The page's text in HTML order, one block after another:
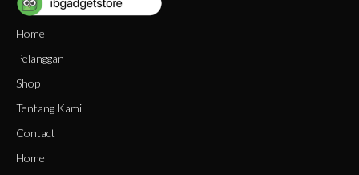
Home
Pelanggan
Shop
Tentang Kami
Contact
Home